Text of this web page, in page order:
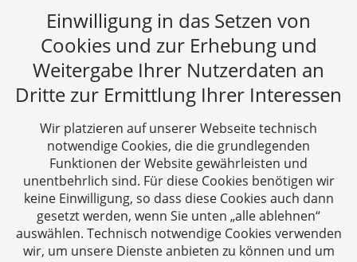
Verlustnutzungsmöglichkeiten beim Einstieg neuer
Gesellschafter
08.03.2017
Beitrag lesen
CTC LEGAL
Einwilligung in das Setzen von
Cookies und zur Erhebung und
Weitergabe Ihrer Nutzerdaten an
Dritte zur Ermittlung Ihrer Interessen
Wir platzieren auf unserer Webseite technisch
notwendige Cookies, die die grundlegenden
Funktionen der Website gewährleisten und
unentbehrlich sind. Für diese Cookies benötigen wir
keine Einwilligung, so dass diese Cookies auch dann
gesetzt werden, wenn Sie unten „alle ablehnen“
auswählen. Technisch notwendige Cookies verwenden
wir, um unsere Dienste anbieten zu können und um